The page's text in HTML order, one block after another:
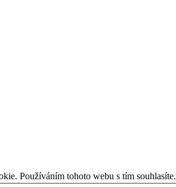
Používáním tohoto webu s tím souhlasíte.